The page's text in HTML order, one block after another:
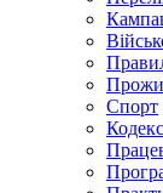
Спорт